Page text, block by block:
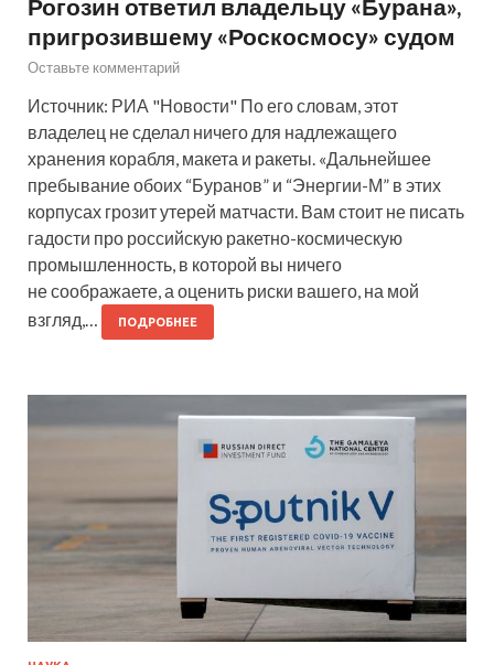
Рогозин ответил владельцу «Бурана»,
пригрозившему «Роскосмосу» судом
Оставьте комментарий
Источник: РИА "Новости" По его словам, этот
владелец не сделал ничего для надлежащего
хранения корабля, макета и ракеты. «Дальнейшее
пребывание обоих “Буранов” и “Энергии-М” в этих
корпусах грозит утерей матчасти. Вам стоит не писать
гадости про российскую ракетно-космическую
промышленность, в которой вы ничего
не соображаете, а оценить риски вашего, на мой
взгляд,…
ПОДРОБНЕЕ